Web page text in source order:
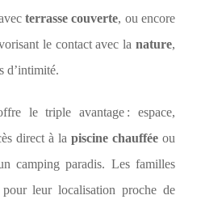
terrasse couverte, ou encore
le contact avec la nature,
d’intimité.
le triple avantage : espace,
direct à la piscine chaufféeou
camping paradis. Les familles
leur localisation proche de